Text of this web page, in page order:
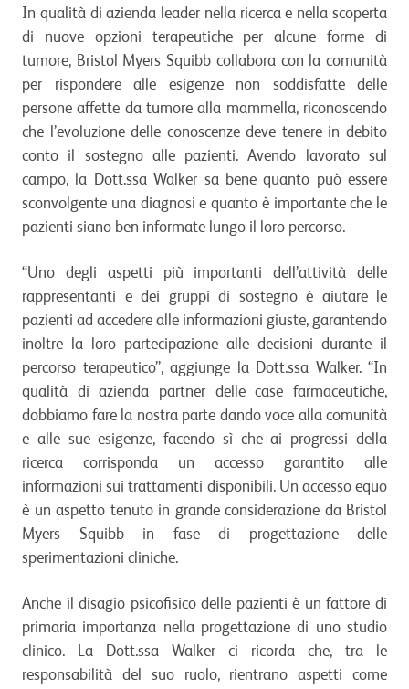
In qualità di azienda leader nella ricerca e nella scoperta
di nuove opzioni terapeutiche per alcune forme di
tumore, Bristol Myers Squibb collabora con la comunità
per rispondere alle esigenze non soddisfatte delle
persone affette da tumore alla mammella, riconoscendo
che l’evoluzione delle conoscenze deve tenere in debito
conto il sostegno alle pazienti. Avendo lavorato sul
campo, la Dott.ssa Walker sa bene quanto può essere
sconvolgente una diagnosi e quanto è importante che le
pazienti siano ben informate lungo il loro percorso.
“Uno degli aspetti più importanti dell’attività delle
rappresentanti e dei gruppi di sostegno è aiutare le
pazienti ad accedere alle informazioni giuste, garantendo
inoltre la loro partecipazione alle decisioni durante il
percorso terapeutico”, aggiunge la Dott.ssa Walker. “In
qualità di azienda partner delle case farmaceutiche,
dobbiamo fare la nostra parte dando voce alla comunità
e alle sue esigenze, facendo sì che ai progressi della
ricerca corrisponda un accesso garantito alle
informazioni sui trattamenti disponibili. Un accesso equo
è un aspetto tenuto in grande considerazione da Bristol
Myers Squibb in fase di progettazione delle
sperimentazioni cliniche.
Anche il disagio psicofisico delle pazienti è un fattore di
primaria importanza nella progettazione di uno studio
clinico. La Dott.ssa Walker ci ricorda che, tra le
responsabilità del suo ruolo, rientrano aspetti come